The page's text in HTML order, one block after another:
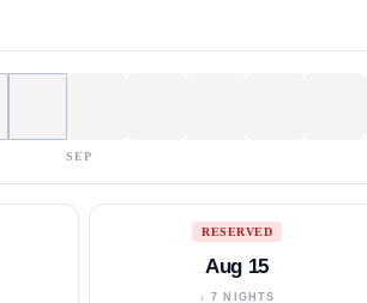
SEP
RESERVED
Aug 15
↓ 7 NIGHTS